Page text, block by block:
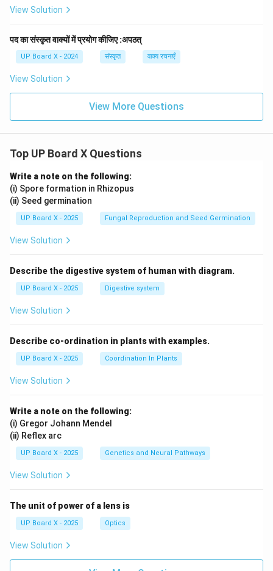
View Solution
पद का संस्कृत वाक्यों में प्रयोग कीजिए :अपठत्
UP Board X - 2024 संस्कृत वाक्य रचनाएँ
View Solution
View More Questions
Top UP Board X Questions
Write a note on the following:
(i) Spore formation in Rhizopus
(ii) Seed germination
UP Board X - 2025 Fungal Reproduction and Seed Germination
View Solution
Describe the digestive system of human with diagram.
UP Board X - 2025 Digestive system
View Solution
Describe co-ordination in plants with examples.
UP Board X - 2025 Coordination In Plants
View Solution
Write a note on the following:
(i) Gregor Johann Mendel
(ii) Reflex arc
UP Board X - 2025 Genetics and Neural Pathways
View Solution
The unit of power of a lens is
UP Board X - 2025 Optics
View Solution